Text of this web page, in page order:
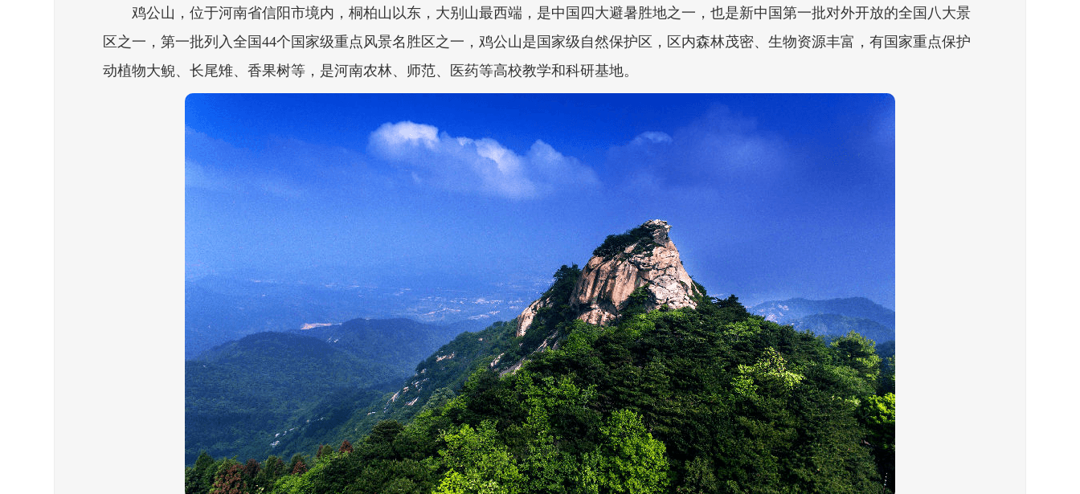
鸡公山，位于河南省信阳市境内，桐柏山以东，大别山最西端，是中国四大避暑胜地之一，也是新中国第一批对外开放的全国八大景
区之一，第一批列入全国44个国家级重点风景名胜区之一，鸡公山是国家级自然保护区，区内森林茂密、生物资源丰富，有国家重点保护
动植物大鲵、长尾雉、香果树等，是河南农林、师范、医药等高校教学和科研基地。